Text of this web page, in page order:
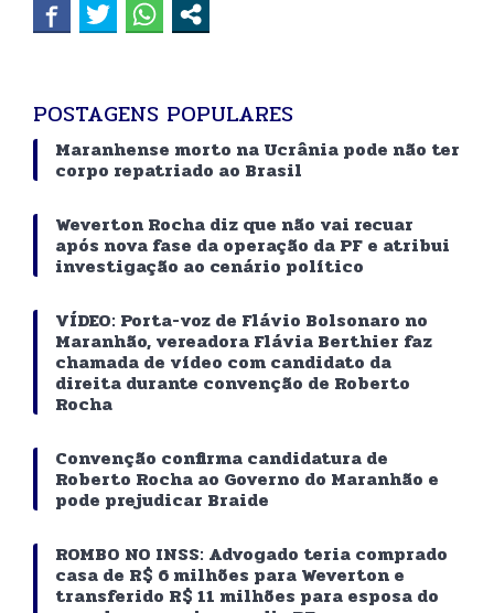
POSTAGENS POPULARES
Maranhense morto na Ucrânia pode não ter
corpo repatriado ao Brasil
Weverton Rocha diz que não vai recuar
após nova fase da operação da PF e atribui
investigação ao cenário político
VÍDEO: Porta-voz de Flávio Bolsonaro no
Maranhão, vereadora Flávia Berthier faz
chamada de vídeo com candidato da
direita durante convenção de Roberto
Rocha
Convenção confirma candidatura de
Roberto Rocha ao Governo do Maranhão e
pode prejudicar Braide
ROMBO NO INSS: Advogado teria comprado
casa de R$ 6 milhões para Weverton e
transferido R$ 11 milhões para esposa do